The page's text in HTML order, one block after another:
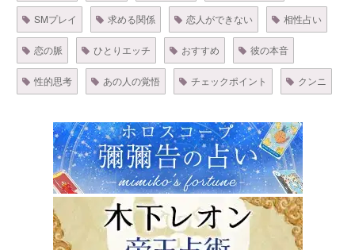
SMプレイ 求める関係 恋人ができない 相性占い
恋の脈 ひとりエッチ おすすめ 彼の本音
性的思考 あの人の覚悟 チェックポイント クンニ